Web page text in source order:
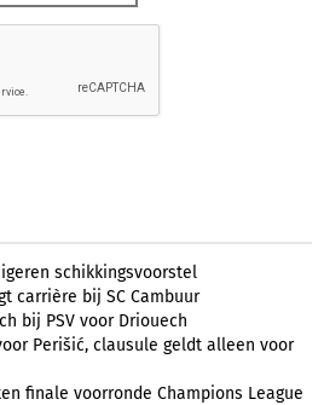
schikkingsvoorstel
carrière bij SC Cambuur
bij PSV voor Driouech
Perišić, clausule geldt alleen voor
finale voorronde Champions League